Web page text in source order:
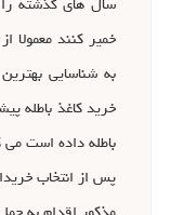
سال های گذشته را
خمیر کنند معمولا
به شناسایی بهترین
خرید کاغذ باطله
باطله داده است می
پس از انتخاب